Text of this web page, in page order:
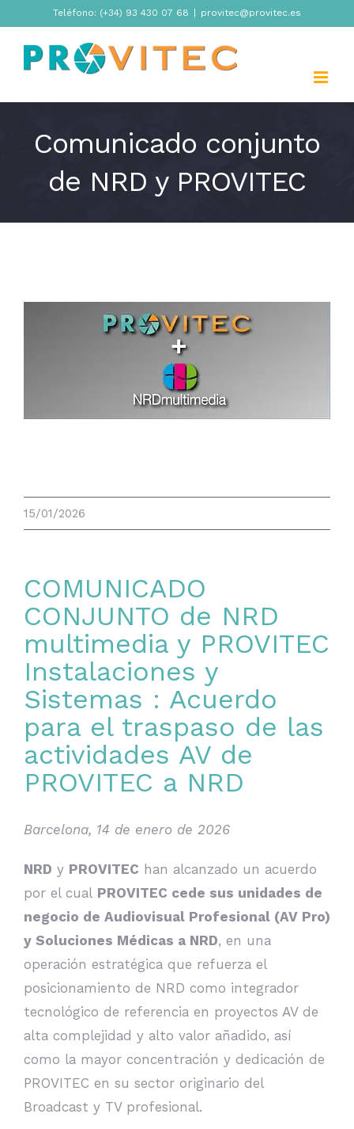
content
Teléfono: (+34) 93 430 07 68 provitec@provitec.es
Comunicado conjunto
de NRD y PROVITEC
15/01/2026
COMUNICADO
CONJUNTO de NRD
multimedia y PROVITEC
Instalaciones y
Sistemas : Acuerdo
para el traspaso de las
actividades AV de
PROVITEC a NRD
Barcelona, 14 de enero de 2026
NRD y PROVITEC han alcanzado un acuerdo
por el cual PROVITEC cede sus unidades de
negocio de Audiovisual Profesional (AV Pro)
y Soluciones Médicas a NRD, en una
operación estratégica que refuerza el
posicionamiento de NRD como integrador
tecnológico de referencia en proyectos AV de
alta complejidad y alto valor añadido, así
como la mayor concentración y dedicación de
PROVITEC en su sector originario del
Broadcast y TV profesional.